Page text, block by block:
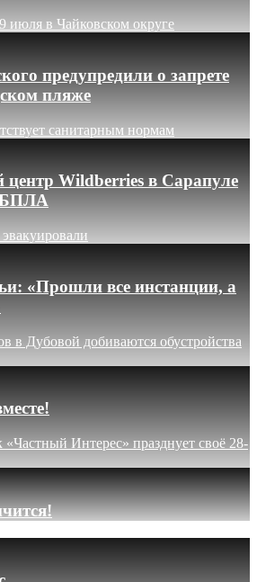
июля в Чайковском округе
предупредили о запрете
пляже
санитарным нормам
центр Wildberries в Сарапуле
БПЛА
«Прошли все инстанции, а
в Дубовой добиваются обустройства
Интерес» празднует своё 28-